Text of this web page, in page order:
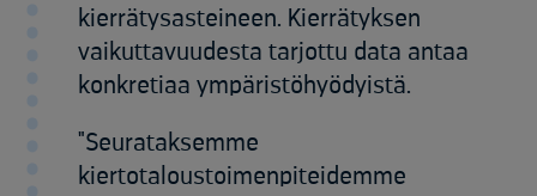
kierrätysasteineen. Kierrätyksen
vaikuttavuudesta tarjottu data antaa
konkretiaa ympäristöhyödyistä.
"Seurataksemme
kiertotaloustoimenpiteidemme